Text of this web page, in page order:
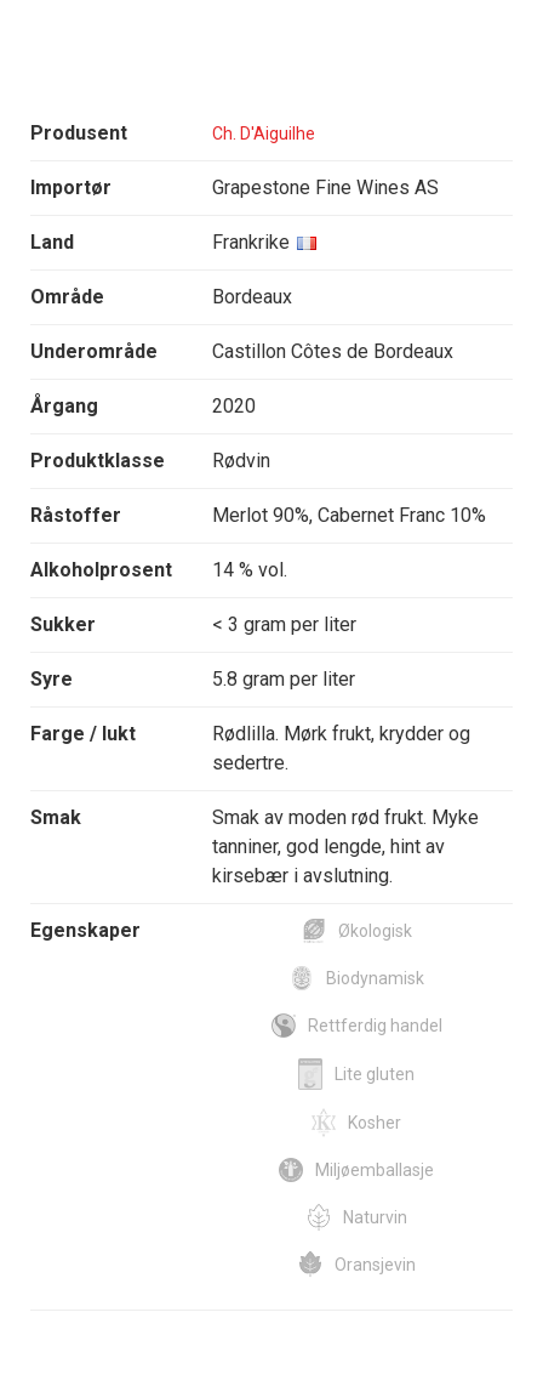
Produsent Ch. D'Aiguilhe
Importør Grapestone Fine Wines AS
Land Frankrike
Område Bordeaux
Underområde Castillon Côtes de Bordeaux
Årgang 2020
Produktklasse Rødvin
Råstoffer Merlot 90%, Cabernet Franc 10%
Alkoholprosent 14 % vol.
Sukker < 3 gram per liter
Syre 5.8 gram per liter
Farge / lukt
Rødlilla. Mørk frukt, krydder og
sedertre.
Smak
Smak av moden rød frukt. Myke
tanniner, god lengde, hint av
kirsebær i avslutning.
Egenskaper Økologisk
Biodynamisk
Rettferdig handel
Lite gluten
Kosher
Miljøemballasje
Naturvin
Oransjevin